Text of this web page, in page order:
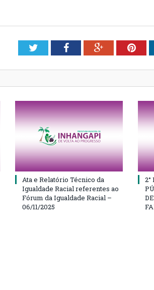
TwitterFacebookGoogle+
Ata e Relatório Técnico da
Igualdade Racial referentes ao
Fórum da Igualdade Racial –
06/11/2025
2°